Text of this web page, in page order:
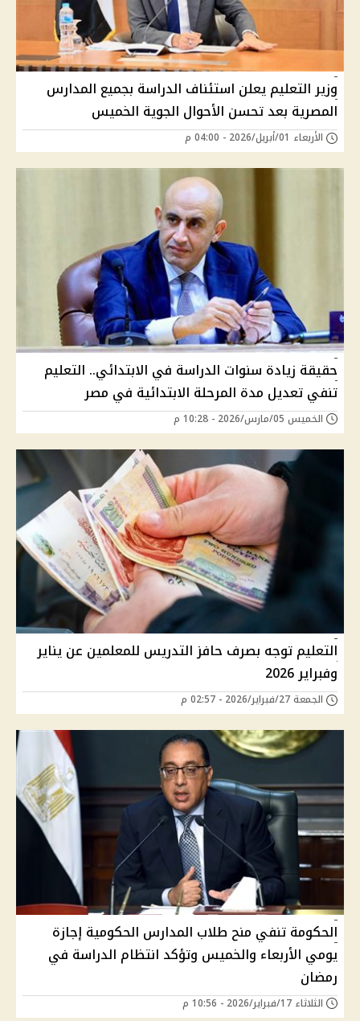
وزير التعليم يعلن استئناف الدراسة بجميع المدارس
المصرية بعد تحسن الأحوال الجوية الخميس
الأربعاء 01/أبريل/2026 - 04:00 م
حقيقة زيادة سنوات الدراسة في الابتدائي.. التعليم
تنفي تعديل مدة المرحلة الابتدائية في مصر
الخميس 05/مارس/2026 - 10:28 م
التعليم توجه بصرف حافز التدريس للمعلمين عن يناير
وفبراير 2026
الجمعة 27/فبراير/2026 - 02:57 م
الحكومة تنفي منح طلاب المدارس الحكومية إجازة
يومي الأربعاء والخميس وتؤكد انتظام الدراسة في
رمضان
الثلاثاء 17/فبراير/2026 - 10:56 م